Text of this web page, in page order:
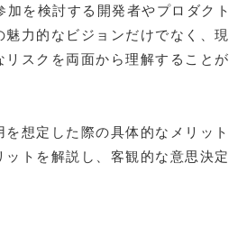
を検討する開発者やプロダクト
力的なビジョンだけでなく、現
スクを両面から理解することが
想定した際の具体的なメリット
ットを解説し、客観的な意思決定